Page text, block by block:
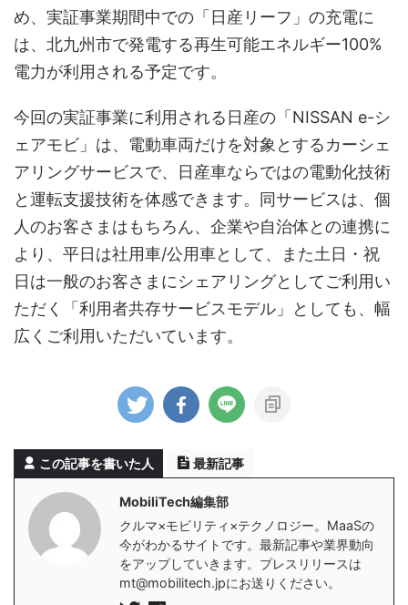
め、実証事業期間中での「日産リーフ」の充電に
は、北九州市で発電する再生可能エネルギー100%
電力が利用される予定です。
今回の実証事業に利用される日産の「NISSAN e-シ
ェアモビ」は、電動車両だけを対象とするカーシェ
アリングサービスで、日産車ならではの電動化技術
と運転支援技術を体感できます。同サービスは、個
人のお客さまはもちろん、企業や自治体との連携に
より、平日は社用車/公用車として、また土日・祝
日は一般のお客さまにシェアリングとしてご利用い
ただく「利用者共存サービスモデル」としても、幅
広くご利用いただいています。
この記事を書いた人 最新記事
MobiliTech編集部
クルマ×モビリティ×テクノロジー。MaaSの
今がわかるサイトです。最新記事や業界動向
をアップしていきます。プレスリリースは
mt@mobilitech.jpにお送りください。